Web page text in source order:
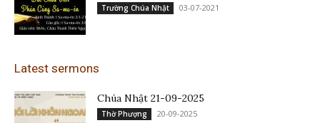
Trường Chúa Nhật 03-07-2021
Latest sermons
Chúa Nhật 21-09-2025
Thờ Phượng 20-09-2025